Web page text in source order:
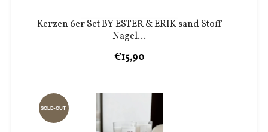
Kerzen 6er Set BY ESTER & ERIK sand Stoff
Nagel...
€15,90
SOLD-OUT